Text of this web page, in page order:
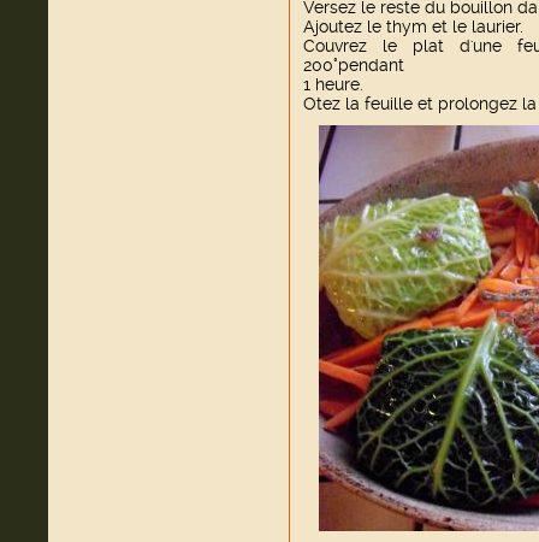
Versez le reste du bouillon
Ajoutez le thym et le laurier.
Couvrez le plat d'une
200°pendant
1 heure.
Otez la feuille et prolongez